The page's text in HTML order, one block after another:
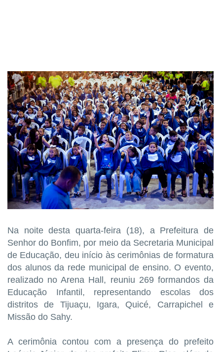
Na noite desta quarta-feira (18), a Prefeitura de
Senhor do Bonfim, por meio da Secretaria Municipal
de Educação, deu início às cerimônias de formatura
dos alunos da rede municipal de ensino. O evento,
realizado no Arena Hall, reuniu 269 formandos da
Educação Infantil, representando escolas dos
distritos de Tijuaçu, Igara, Quicé, Carrapichel e
Missão do Sahy.
A cerimônia contou com a presença do prefeito